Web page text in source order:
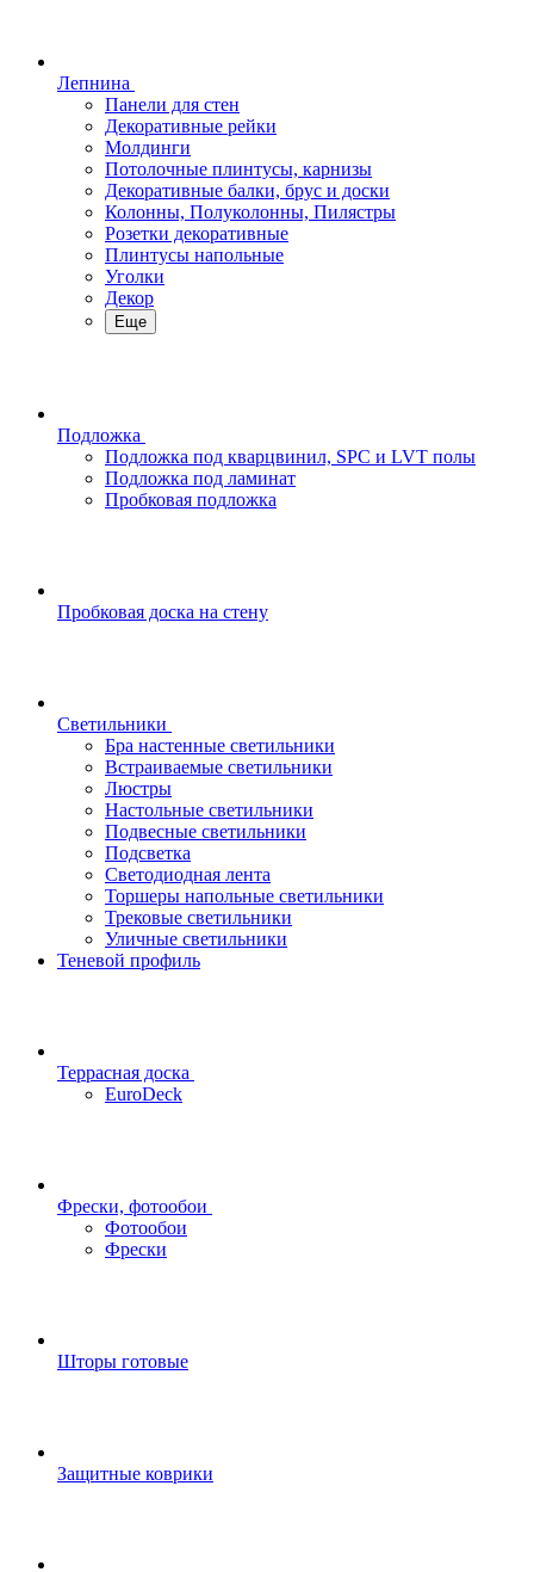
Лепнина
Панели для стен
Декоративные рейки
Молдинги
Потолочные плинтусы, карнизы
Декоративные балки, брус и доски
Колонны, Полуколонны, Пилястры
Розетки декоративные
Плинтусы напольные
Уголки
Декор
Еще
Подложка
Подложка под кварцвинил, SPC и LVT полы
Подложка под ламинат
Пробковая подложка
Пробковая доска на стену
Светильники
Бра настенные светильники
Встраиваемые светильники
Люстры
Настольные светильники
Подвесные светильники
Подсветка
Светодиодная лента
Торшеры напольные светильники
Трековые светильники
Уличные светильники
Теневой профиль
Террасная доска
EuroDeck
Фрески, фотообои
Фотообои
Фрески
Шторы готовые
Защитные коврики